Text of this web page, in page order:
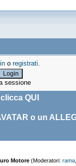
o registrati.
sessione
QUI
o un
Motore (Moderatori: rama